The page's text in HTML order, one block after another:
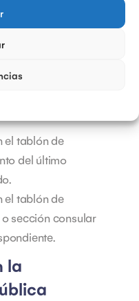
el boletín oficial de
o provincia
el tablón de
del último
el tablón de
sección consular
la